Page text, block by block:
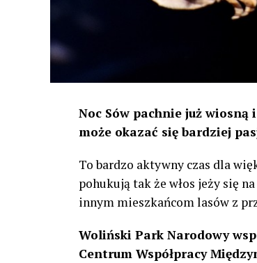
Noc Sów pachnie już wiosną
może okazać się bardziej
To bardzo aktywny czas dla
pohukują tak że włos jeży się
innym mieszkańcom lasów z
Woliński Park Narodowy
Centrum Współpracy